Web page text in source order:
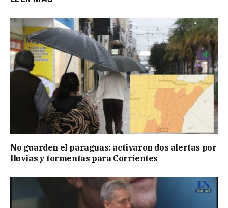
No guarden el paraguas: activaron dos alertas por
lluvias y tormentas para Corrientes